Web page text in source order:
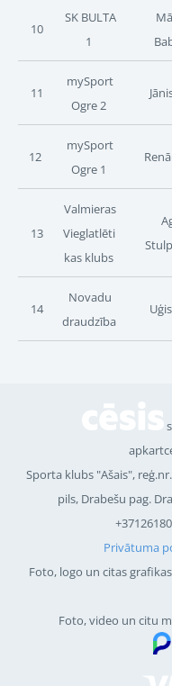
10
SK BULTA
1
11
mySport
Ogre 2
12
mySport
Ogre 1
13
Valmieras
Vieglatlēti
kas klubs
14
Novadu
draudzība
Sporta klubs "Ašais", reģ.nr.
pils, Drabešu pag.
Privātuma
Foto, logo un citas
Foto, video un citu